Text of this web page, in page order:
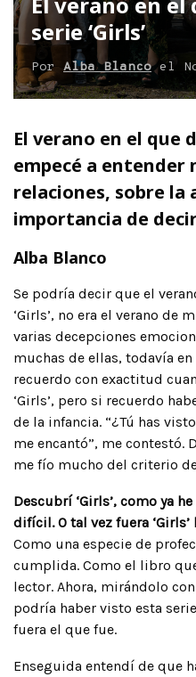
serie ‘Girls’
Por Alba Blancoel
El verano en el que
empecé a entender
relaciones, sobre la
importancia de
Alba Blanco
Se podría decir que el
‘Girls’, no era el verano de
varias decepciones
muchas de ellas, todavía
recuerdo con exactitud
‘Girls’, pero si recuerdo
de la infancia. “¿Tú has
me encantó”, me contestó.
me fío mucho del criterio
Descubrí ‘Girls’, como ya
difícil. O tal vez fuera
Como una especie de
cumplida. Como el libro
lector. Ahora, mirándolo
podría haber visto esta
fuera el que fue.
Enseguida entendí de que